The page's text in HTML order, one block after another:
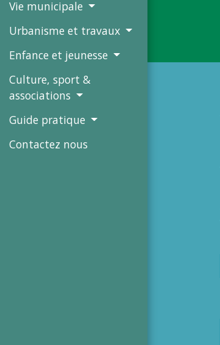
Vie municipale
Urbanisme et travaux
Enfance et jeunesse
Culture, sport &
associations
Guide pratique
Contactez nous